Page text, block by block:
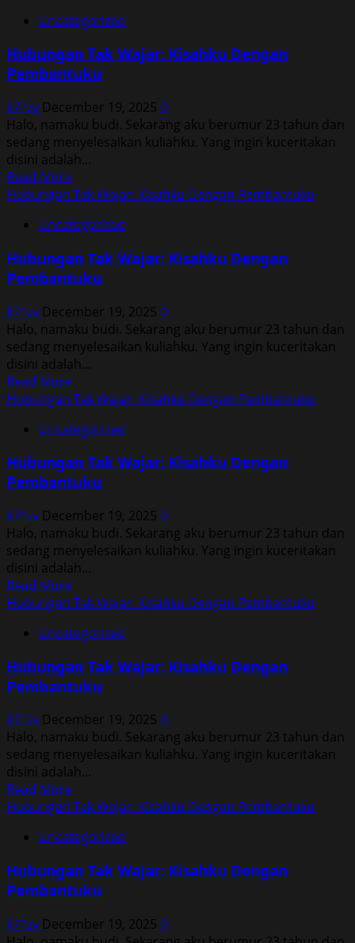
Hubungan
Wajar:
Kisahku
Pembantuku
Uncategorized
Hubungan Tak Wajar: Kisahku Dengan
Pembantuku
k71zv December 19, 2025 0
Halo, namaku budi. Sekarang aku berumur 23 tahun dan
sedang menyelesaikan kuliahku. Yang ingin kuceritakan
disini adalah...
Read MoreRead
more
Hubungan
Wajar:
Kisahku
Pembantuku
Hubungan Tak Wajar: Kisahku Dengan Pembantuku
Uncategorized
Hubungan Tak Wajar: Kisahku Dengan
Pembantuku
k71zv December 19, 2025 0
Halo, namaku budi. Sekarang aku berumur 23 tahun dan
sedang menyelesaikan kuliahku. Yang ingin kuceritakan
disini adalah...
Read MoreRead
more
Hubungan
Wajar:
Kisahku
Pembantuku
Hubungan Tak Wajar: Kisahku Dengan Pembantuku
Uncategorized
Hubungan Tak Wajar: Kisahku Dengan
Pembantuku
k71zv December 19, 2025 0
Halo, namaku budi. Sekarang aku berumur 23 tahun dan
sedang menyelesaikan kuliahku. Yang ingin kuceritakan
disini adalah...
Read MoreRead
more
Hubungan
Wajar:
Kisahku
Pembantuku
Hubungan Tak Wajar: Kisahku Dengan Pembantuku
Uncategorized
Hubungan Tak Wajar: Kisahku Dengan
Pembantuku
k71zv December 19, 2025 0
Halo, namaku budi. Sekarang aku berumur 23 tahun dan
sedang menyelesaikan kuliahku. Yang ingin kuceritakan
disini adalah...
Read MoreRead
more
Hubungan
Wajar:
Kisahku
Pembantuku
Hubungan Tak Wajar: Kisahku Dengan Pembantuku
Uncategorized
Hubungan Tak Wajar: Kisahku Dengan
Pembantuku
k71zv December 19, 2025 0